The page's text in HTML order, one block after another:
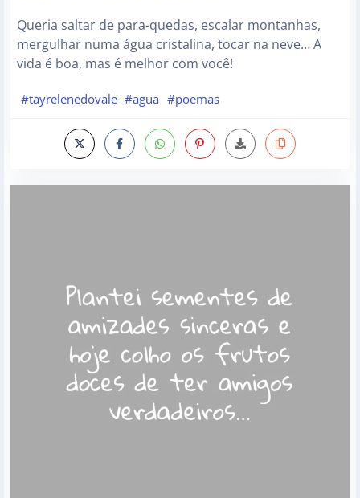
Queria saltar de para-quedas, escalar montanhas,
mergulhar numa água cristalina, tocar na neve… A
vida é boa, mas é melhor com você!
#tayrelenedovale #agua #poemas